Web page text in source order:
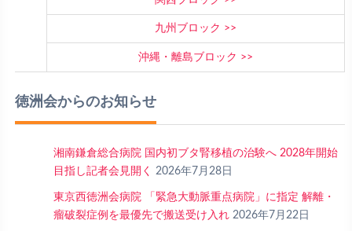
九州ブロック
沖縄・離島ブロック
徳洲会からのお知らせ
湘南鎌倉総合病院 国内初ブタ腎移植の治験へ 2028年開始
目指し記者会見開く
2026年7月28日
東京西徳洲会病院 「緊急大動脈重点病院」に指定 解離・
瘤破裂症例を最優先で搬送受け入れ 2026年7月22日